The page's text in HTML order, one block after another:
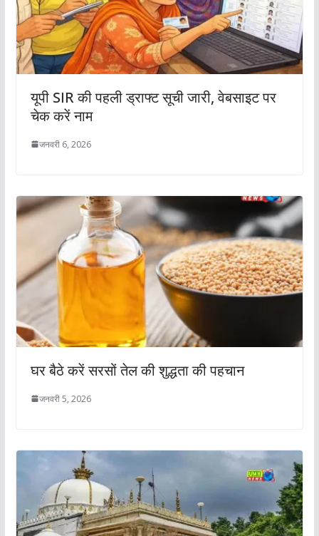
यूपी SIR की पहली ड्राफ्ट सूची जारी, वेबसाइट पर
चेक करें नाम
जनवरी 6, 2026
घर बैठे करें सरसों तेल की शुद्धता की पहचान
जनवरी 5, 2026